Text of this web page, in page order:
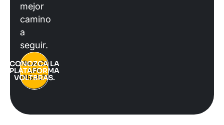
mejor
camino
a
seguir.
HABLA CON
UN
CONSULTOR
CONOZCA LA
PLATAFORMA
VOLTBRAS.